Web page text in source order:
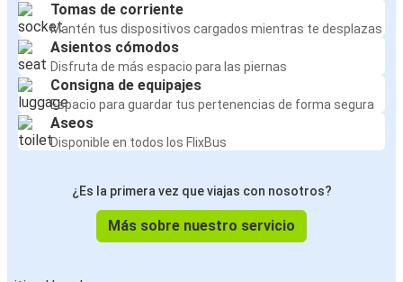
Tomas de corriente
Mantén tus dispositivos cargados mientras te desplazas
Asientos cómodos
Disfruta de más espacio para las piernas
Consigna de equipajes
Espacio para guardar tus pertenencias de forma segura
Aseos
Disponible en todos los FlixBus
¿Es la primera vez que viajas con nosotros?
Más sobre nuestro servicio